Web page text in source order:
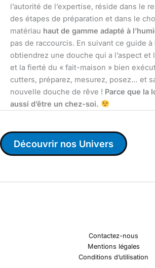
l’autorité de l’expertise, réside dans le
des étapes de préparation et dans le
matériau haut de gamme adapté à
pas de raccourcis. En suivant ce guide
obtiendrez une douche qui a l’aspect et
et la fierté du « fait-maison » bien
cutters, préparez, mesurez, posez… et
nouvelle douche de rêve ! Parce que la
aussi d’être un chez-soi.
Découvrir nos Univers
Contactez-nous
Mentions légales
Conditions d’utilisation